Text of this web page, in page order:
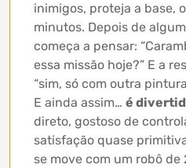
inimigos, proteja a base,
minutos. Depois de
começa a pensar:
essa missão hoje?” E a
“sim, só com outra
E ainda assim… é
direto, gostoso de
satisfação quase
se move com um robô